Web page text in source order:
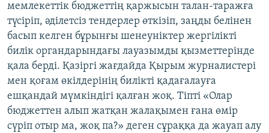
мемлекеттік бюджеттің қаржысын талан-таражға
түсіріп, әділетсіз тендерлер өткізіп, заңды белінен
басып келген бұрынғы шенеуніктер жергілікті
билік органдарындағы лауазымды қызметтерінде
қала берді. Қазіргі жағдайда Қырым журналистері
мен қоғам өкілдерінің билікті қадағалауға
ешқандай мүмкіндігі қалған жоқ. Тіпті «Олар
бюджеттен алып жатқан жалақымен ғана өмір
сүріп отыр ма, жоқ па?» деген сұраққа да жауап алу